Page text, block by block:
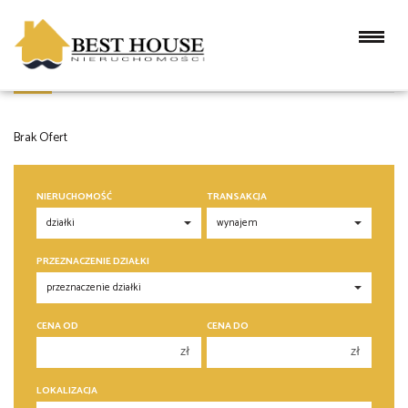
DZIAŁKI NA WYNAJEM
Brak Ofert
NIERUCHOMOŚĆ TRANSAKCJA
PRZEZNACZENIE DZIAŁKI
CENA OD
zł
CENA DO
zł
LOKALIZACJA